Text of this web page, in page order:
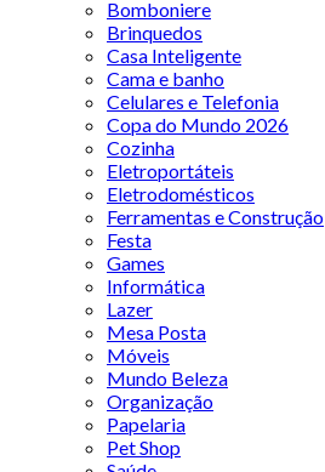
Bomboniere
Brinquedos
Casa Inteligente
Cama e banho
Celulares e Telefonia
Copa do Mundo 2026
Cozinha
Eletroportáteis
Eletrodomésticos
Ferramentas e Construção
Festa
Games
Informática
Lazer
Mesa Posta
Móveis
Mundo Beleza
Organização
Papelaria
Pet Shop